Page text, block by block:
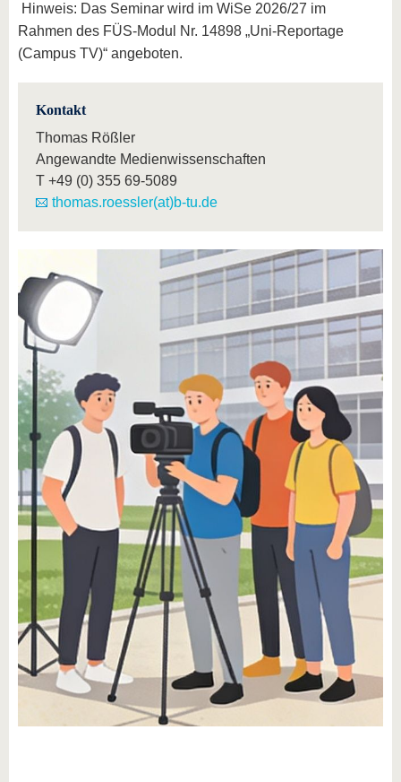
Hinweis: Das Seminar wird im WiSe 2026/27 im
Rahmen des FÜS-Modul Nr. 14898 „Uni-Reportage
(Campus TV)“ angeboten.
Kontakt
Thomas Rößler
Angewandte Medienwissenschaften
T +49 (0) 355 69-5089
thomas.roessler(at)b-tu.de